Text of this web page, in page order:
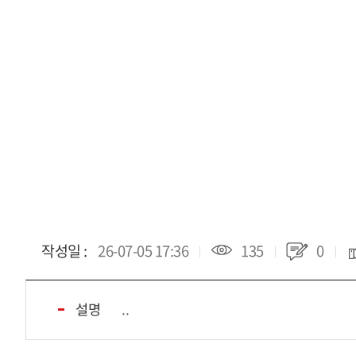
작성일 : 26-07-05 17:36 135 0
설명 ..